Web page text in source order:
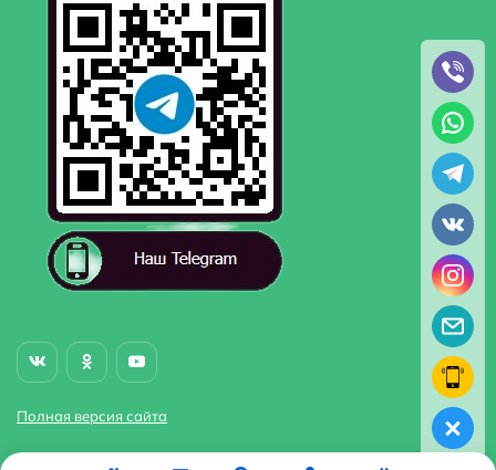
Полная версия сайта